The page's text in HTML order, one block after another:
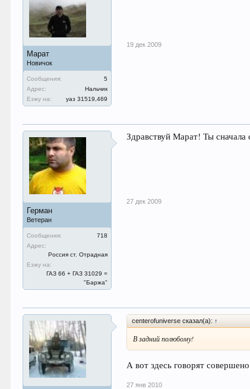
Марат
Новичок
Сообщения:
5
Адрес:
Нальчик
Езжу на:
уаз 31519,469
19 дек 2009
Герман
Ветеран
Сообщения:
718
Адрес:
Россия ст. Отрадная
Езжу на:
ГАЗ 66 + ГАЗ 31029 =
"Баржа"
Здравствуй Марат! Ты
27 дек 2009
centerofuniverse сказал(а): ↑
В задний полюбому!
А вот здесь говорят
27 янв 2010